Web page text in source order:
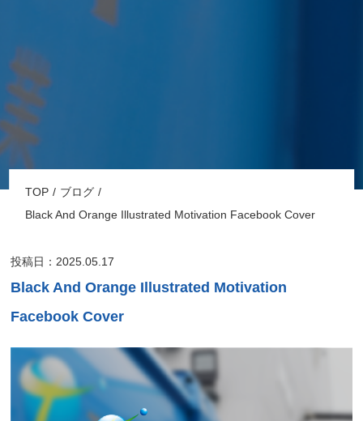
TOP
ブログ
Black And Orange Illustrated Motivation Facebook Cover
投稿日：2025.05.17
Black And Orange Illustrated Motivation
Facebook Cover